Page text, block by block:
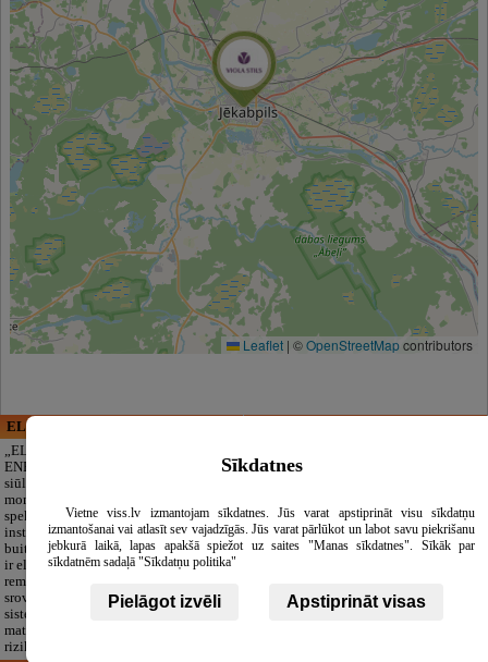
Leaflet | ©OpenStreetMapcontributors
ELECTRIC ENERGY
„ELECTRIC
ENERGY Kandava“
siūlo pilną elektros
montavimo darbų
spektrą,
instaliacijos,
buitinės technikos
ir elektronikos
remontą, silpnų
srovių ir apsaugos
sistemų įrengimą, projektavimą,
matavimus bei elektros ūkio saugumo
rizikos vertinimą.
Pagarbus
rūpesčių. Mes
pasirūpinsime
viskuo: pilnas
transportas ir reikmenys. Dirbame 24/7.
Taip pat siūlome autentiškus tautinius
Sīkdatnes
Vietne viss.lv izmantojam sīkdatnes. Jūs varat apstiprināt visu sīkdatņu
izmantošanai vai atlasīt sev vajadzīgās. Jūs varat pārlūkot un labot savu piekrišanu
jebkurā laikā, lapas apakšā spiežot uz saites "Manas sīkdatnes". Sīkāk par
sīkdatnēm sadaļā "Sīkdatņu politika"
Pielāgot izvēli Apstiprināt visas